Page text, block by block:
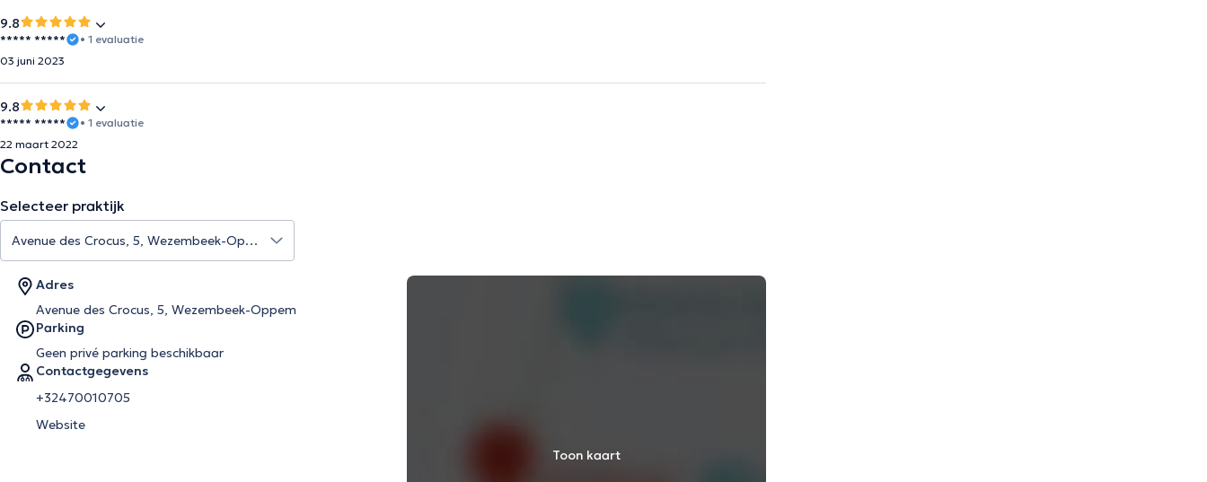
9.8
***** *****
• 1 evaluatie
03 juni 2023
9.8
***** *****
• 1 evaluatie
22 maart 2022
Contact
Selecteer praktijk
Adres
Avenue des Crocus, 5, Wezembeek-Oppem
Parking
Geen privé parking beschikbaar
Contactgegevens
+32470010705
Website
Toon kaart